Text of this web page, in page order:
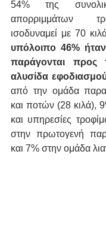
54% της
απορριμμάτων
ισοδυναμεί με 70
υπόλοιπο 46%
παράγονται
αλυσίδα
από την ομάδα
και ποτών (28 κιλά),
και υπηρεσίες
στην πρωτογενή
και 7% στην ομάδα